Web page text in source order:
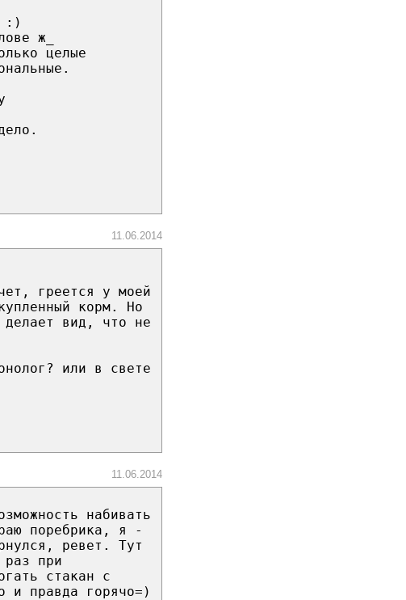
:)
ж_
целые
11.06.2014
греется у моей
корм. Но
делает вид, что не
или в свете
11.06.2014
набивать
поребрика, я -
ревет. Тут
при
стакан с
и правда горячо=)